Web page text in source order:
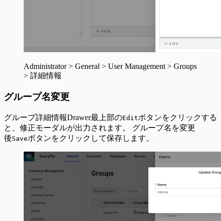
Administrator > General > User Management > Groups
> 詳細情報
グループ名変更
グループ詳細情報Drawer最上部のEditボタンをクリックする
と、修正モーダルが出力されます。 グループ名を変更
後Saveボタンをクリックして保存します。